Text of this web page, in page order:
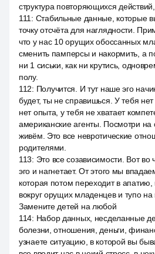
структура повторяющихся
111 : Стабильные данные, которые
точку отсчёта для наглядности.
что у нас 10 орущих обоссанных
сменить памперсы и накормить, а
ни 1 сиськи, как ни крутись,
полу.
112: Получится. И тут наше эго
будет, ты не справишься. У тебя
нет опыта, у тебя не хватает
американские агенты. Посмотри на
живём. Это все невротические
родителями.
113: Это все созависимости. Вот во
эго и нагнетает. От этого мы
которая потом переходит в
вокруг орущих младенцев и тупо на
Замените детей на любой
114: Набор данных, несделанные
болезни, отношения, деньги,
узнаете ситуацию, в которой вы